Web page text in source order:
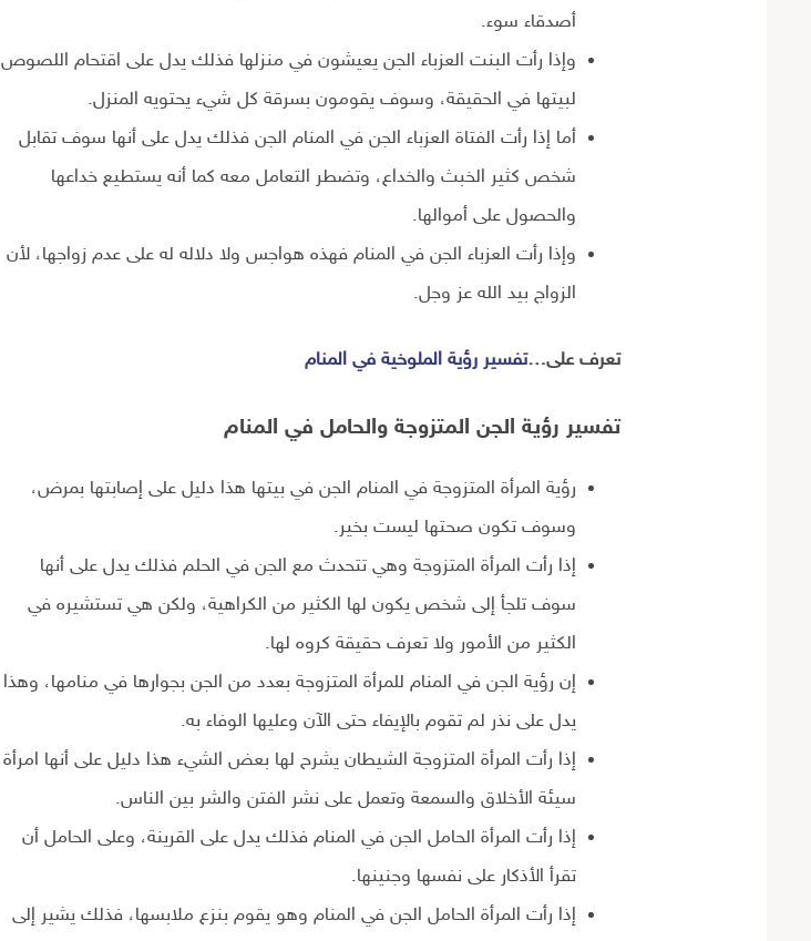
أصدقاء سوء.
وإذا رأت البنت العزباء الجن يعيشون في منزلها فذلك يدل على اقتحام اللصوص
لبيتها في الحقيقة، وسوف يقومون بسرقة كل شيء يحتويه المنزل.
أما إذا رأت الفتاة العزباء الجن في المنام الجن فذلك يدل على أنها سوف تقابل
شخص كثير الخبث والخداع، وتضطر التعامل معه كما أنه يستطيع خداعها
والحصول على أموالها.
وإذا رأت العزباء الجن في المنام فهذه هواجس ولا دلاله له على عدم زواجها، لأن
الزواج بيد الله عز وجل.
تعرف على…تفسير رؤية الملوخية في المنام
تفسير رؤية الجن المتزوجة والحامل في المنام
رؤية المرأة المتزوجة في المنام الجن في بيتها هذا دليل على إصابتها بمرض،
وسوف تكون صحتها ليست بخير.
إذا رأت المرأة المتزوجة وهي تتحدث مع الجن في الحلم فذلك يدل على أنها
سوف تلجأ إلى شخص يكون لها الكثير من الكراهية، ولكن هي تستشيره في
الكثير من الأمور ولا تعرف حقيقة كروه لها.
إن رؤية الجن في المنام للمرأة المتزوجة بعدد من الجن بجوارها في منامها، وهذا
يدل على نذر لم تقوم بالإيفاء حتى الآن وعليها الوفاء به.
إذا رأت المرأة المتزوجة الشيطان يشرح لها بعض الشيء هذا دليل على أنها امرأة
سيئة الأخلاق والسمعة وتعمل على نشر الفتن والشر بين الناس.
إذا رأت المرأة الحامل الجن في المنام فذلك يدل على القرينة، وعلى الحامل أن
تقرأ الأذكار على نفسها وجنينها.
إذا رأت المرأة الحامل الجن في المنام وهو يقوم بنزع ملابسها، فذلك يشير إلى